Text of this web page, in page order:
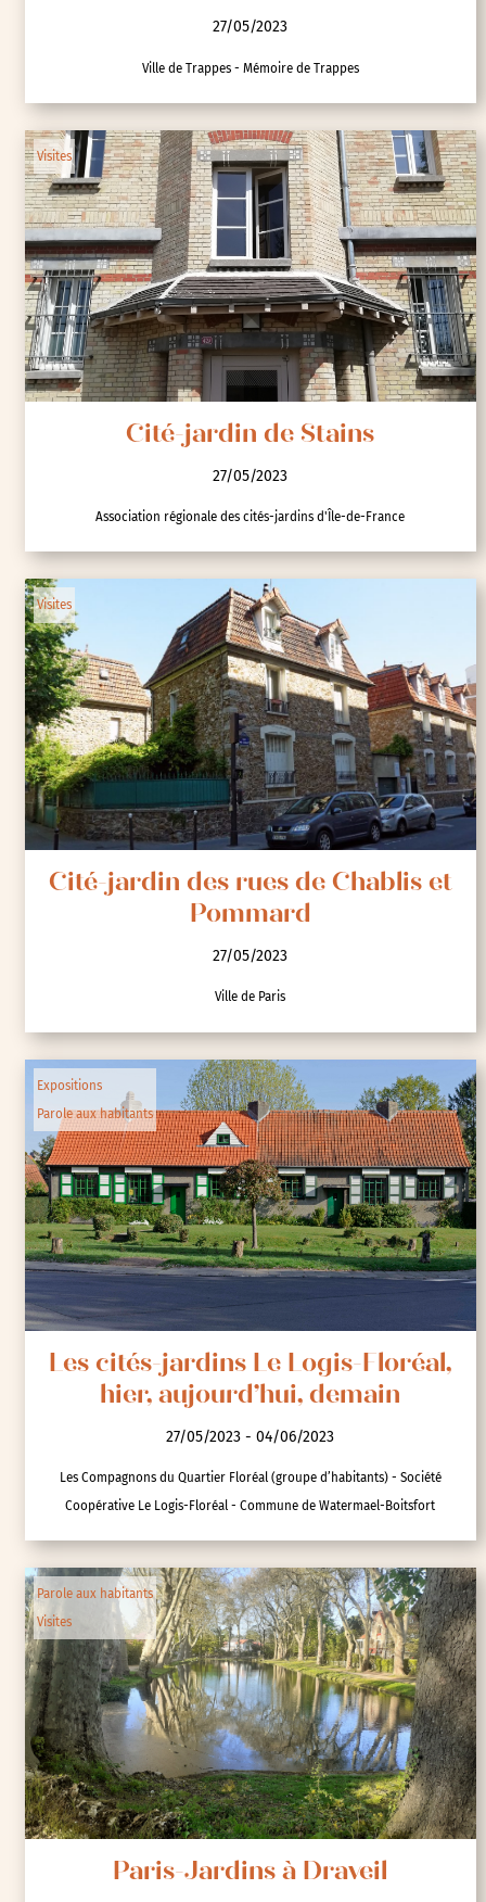
27/05/2023
Ville de Trappes - Mémoire de Trappes
Visites
Cité-jardin de Stains
27/05/2023
Association régionale des cités-jardins d'Île-de-France
Visites
Cité-jardin des rues de Chablis et
Pommard
27/05/2023
Ville de Paris
Expositions
Parole aux habitants
Les cités-jardins Le Logis-Floréal,
hier, aujourd’hui, demain
27/05/2023 - 04/06/2023
Les Compagnons du Quartier Floréal (groupe d’habitants) - Société
Coopérative Le Logis-Floréal - Commune de Watermael-Boitsfort
Parole aux habitants
Visites
Paris-Jardins à Draveil